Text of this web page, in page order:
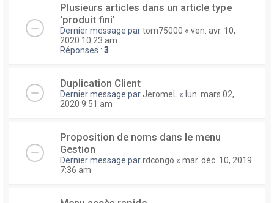
Plusieurs articles dans un article type
'produit fini'
Dernier message partom75000 « ven. avr. 10,
2020 10:23 am
Réponses : 3
Duplication Client
Dernier message par JeromeL « lun. mars 02,
2020 9:51 am
Proposition de noms dans le menu
Gestion
Dernier message parrdcongo « mar. déc. 10, 2019
7:36 am